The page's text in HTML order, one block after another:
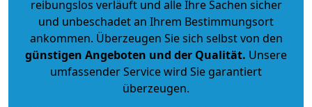
reibungslos verläuft und alle Ihre Sachen sicher
und unbeschadet an Ihrem Bestimmungsort
ankommen. Überzeugen Sie sich selbst von den
günstigen Angeboten und der Qualität. Unsere
umfassender Service wird Sie garantiert
überzeugen.